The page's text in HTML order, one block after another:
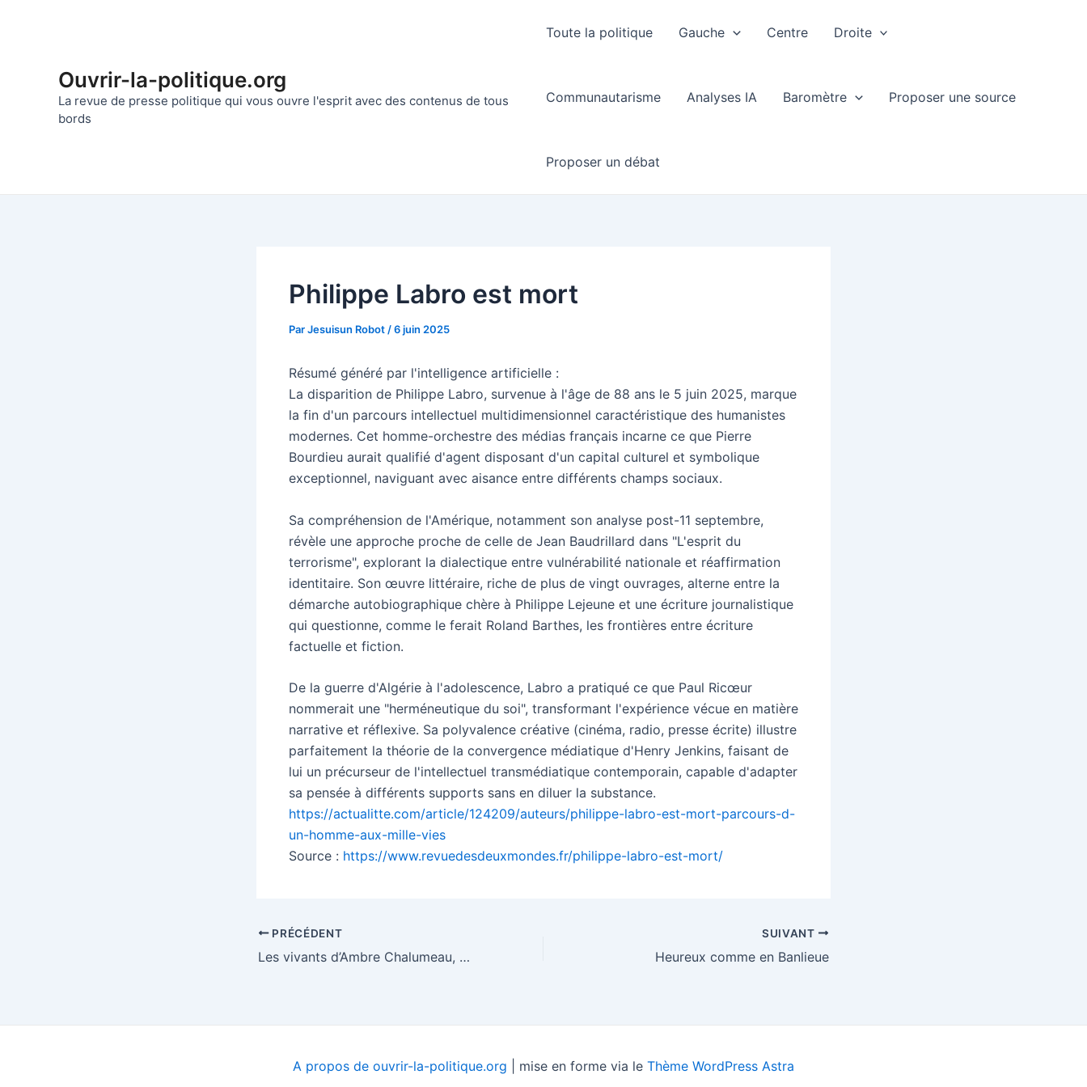
Ouvrir-la-politique.org
La revue de presse politique qui vous ouvre l'esprit avec des contenus de tous
bords
Toute la politique Gauche Centre Droite
Communautarisme Analyses IA Baromètre Proposer une source
Proposer un débat
Philippe Labro est mort
ParJesuisun Robot /6 juin 2025
Résumé généré par l'intelligence artificielle :
La disparition de Philippe Labro, survenue à l'âge de 88 ans le 5 juin 2025, marque
la fin d'un parcours intellectuel multidimensionnel caractéristique des humanistes
modernes. Cet homme-orchestre des médias français incarne ce que Pierre
Bourdieu aurait qualifié d'agent disposant d'un capital culturel et symbolique
exceptionnel, naviguant avec aisance entre différents champs sociaux.
Sa compréhension de l'Amérique, notamment son analyse post-11 septembre,
révèle une approche proche de celle de Jean Baudrillard dans "L'esprit du
terrorisme", explorant la dialectique entre vulnérabilité nationale et réaffirmation
identitaire. Son œuvre littéraire, riche de plus de vingt ouvrages, alterne entre la
démarche autobiographique chère à Philippe Lejeune et une écriture journalistique
qui questionne, comme le ferait Roland Barthes, les frontières entre écriture
factuelle et fiction.
De la guerre d'Algérie à l'adolescence, Labro a pratiqué ce que Paul Ricœur
nommerait une "herméneutique du soi", transformant l'expérience vécue en matière
narrative et réflexive. Sa polyvalence créative (cinéma, radio, presse écrite) illustre
parfaitement la théorie de la convergence médiatique d'Henry Jenkins, faisant de
lui un précurseur de l'intellectuel transmédiatique contemporain, capable d'adapter
sa pensée à différents supports sans en diluer la substance.
https://actualitte.com/article/124209/auteurs/philippe-labro-est-mort-parcours-d-
un-homme-aux-mille-vies
Source : https://www.revuedesdeuxmondes.fr/philippe-labro-est-mort/
Navigation
des
PRÉCÉDENT
Les vivants d’Ambre Chalumeau, étincelle ou feu de paille ?
SUIVANT
Heureux comme en Banlieue
A propos de ouvrir-la-politique.org | mise en forme via le Thème WordPress Astra